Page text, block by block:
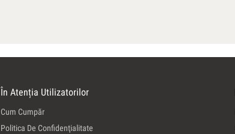
În Atenția Utilizatorilor
Cum Cumpăr
Politica De Confidenţialitate